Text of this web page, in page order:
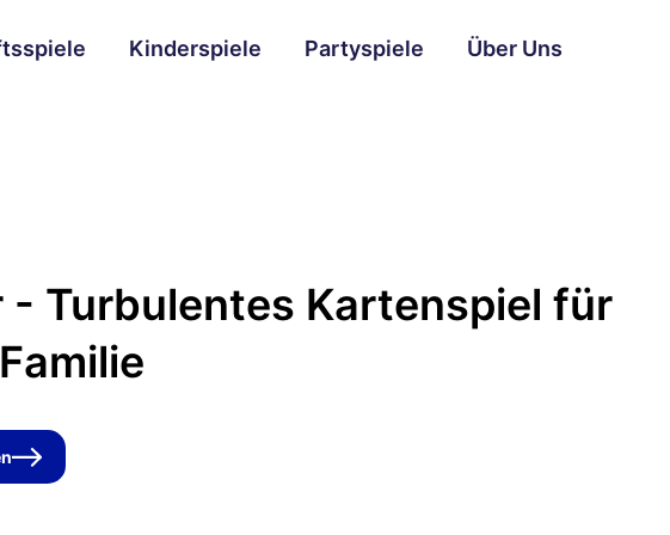
Kinderspiele Partyspiele Über Uns
- Turbulentes Kartenspiel für